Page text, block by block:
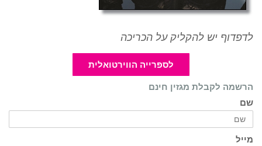
לדפדוף יש להקליק על הכריכה
לספרייה הווירטואלית
הרשמה לקבלת מגזין חינם
שם
מייל